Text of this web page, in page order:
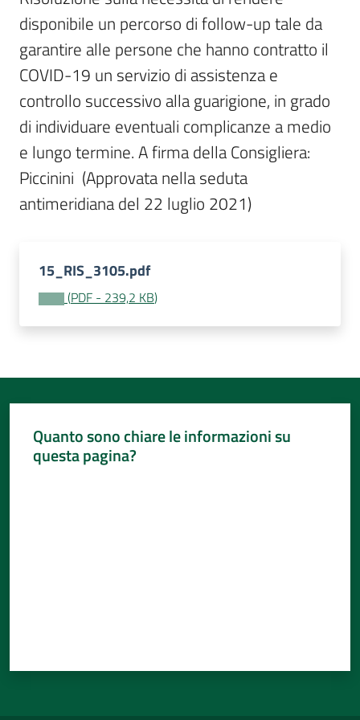
Per
i
media
Per
i
cittadini
disponibile un percorso di follow-up tale da
garantire alle persone che hanno contratto il
COVID-19 un servizio di assistenza e
controllo successivo alla guarigione, in grado
di individuare eventuali complicanze a medio
e lungo termine. A firma della Consigliera:
Piccinini  (Approvata nella seduta
antimeridiana del 22 luglio 2021)
15_RIS_3105.pdf
(PDF - 239,2 KB)
Quanto sono chiare le informazioni su
questa pagina?